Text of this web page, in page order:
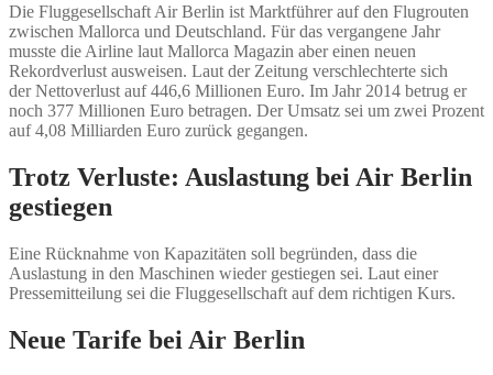
Die Fluggesellschaft Air Berlin ist Marktführer auf den Flugrouten
zwischen Mallorca und Deutschland. Für das vergangene Jahr
musste die Airline laut Mallorca Magazin aber einen neuen
Rekordverlust ausweisen. Laut der Zeitung verschlechterte sich
der Nettoverlust auf 446,6 Millionen Euro. Im Jahr 2014 betrug er
noch 377 Millionen Euro betragen. Der Umsatz sei um zwei Prozent
auf 4,08 Milliarden Euro zurück gegangen.
Trotz Verluste: Auslastung bei Air Berlin
gestiegen
Eine Rücknahme von Kapazitäten soll begründen, dass die
Auslastung in den Maschinen wieder gestiegen sei. Laut einer
Pressemitteilung sei die Fluggesellschaft auf dem richtigen Kurs.
Neue Tarife bei Air Berlin